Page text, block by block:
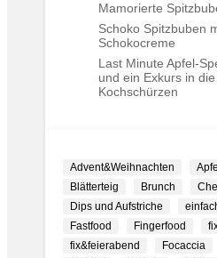
Mamorierte
Schoko Spitzbuben
Schokocreme
Last Minute Apfel-
und ein Exkurs in
Kochschürzen
Advent&Weihnachten
Blätterteig
Brunch
Dips und Aufstriche
Fastfood
Fingerfood
fix&feierabend
Focaccia